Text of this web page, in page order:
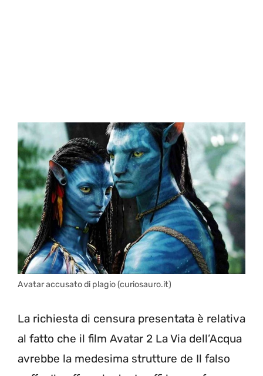
Avatar accusato di plagio (curiosauro.it)
La richiesta di censura presentata è relativa
al fatto che il film Avatar 2 La Via dell’Acqua
avrebbe la medesima strutture de Il falso